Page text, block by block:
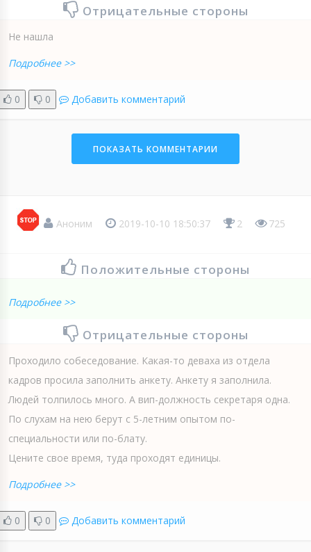
Отрицательные стороны
Не нашла
Подробнее >>
0 0 Добавить комментарий
ПОКАЗАТЬ КОММЕНТАРИИ
Аноним 2019-10-10 18:50:37 2 725
Положительные стороны
Подробнее >>
Отрицательные стороны
Проходило собеседование. Какая-то деваха из отдела
кадров просила заполнить анкету. Анкету я заполнила.
Людей толпилось много. А вип-должность секретаря одна.
По слухам на нею берут с 5-летним опытом по-
специальности или по-блату.
Цените свое время, туда проходят единицы.
Подробнее >>
0 0 Добавить комментарий